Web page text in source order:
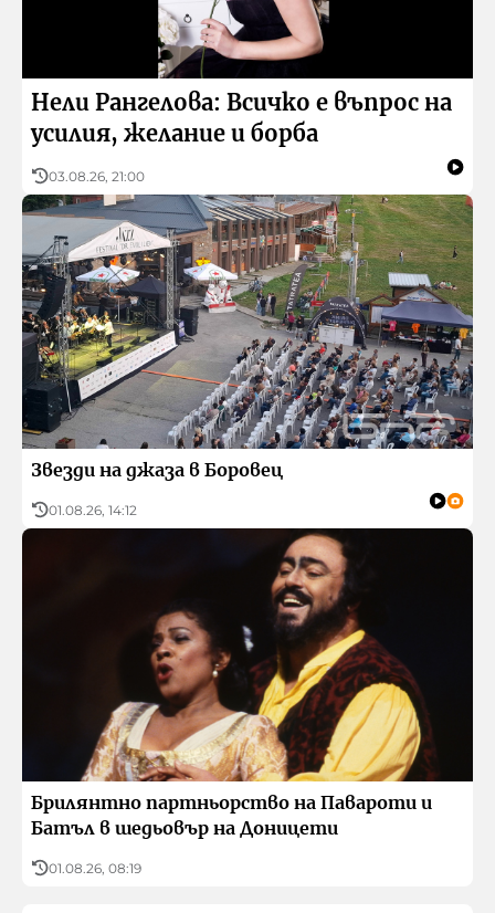
Нели Рангелова: Всичко е въпрос на
усилия, желание и борба
03.08.26, 21:00
Звезди на джаза в Боровец
01.08.26, 14:12
Брилянтно партньорство на Павароти и
Батъл в шедьовър на Доницети
01.08.26, 08:19